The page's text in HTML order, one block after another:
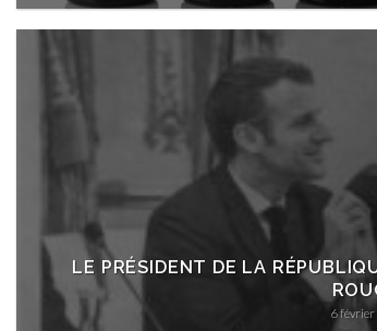
LE PRÉSIDENT DE LA
6